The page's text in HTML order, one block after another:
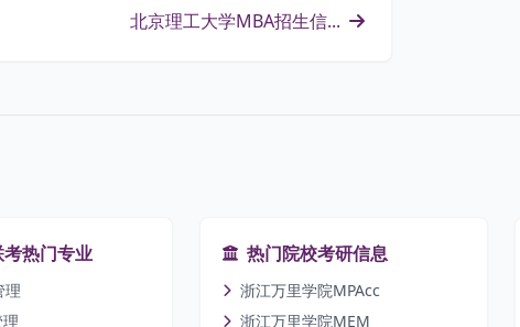
北京理工大学MBA招生信...
热门专业
理
热门院校考研信息
浙江万里学院MPAcc
浙江万里学院MEM